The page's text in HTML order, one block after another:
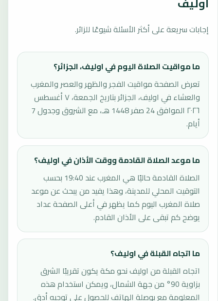
إجابات سريعة على أكثر الأسئلة شيوعًا للزائر.
ما مواقيت الصلاة اليوم في اوليف، الجزائر؟
تعرض الصفحة مواقيت الفجر والظهر والعصر والمغرب
والعشاء في اوليف، الجزائر بتاريخ الجمعة، ٧ أغسطس
٢٠٢٦ الموافق 24 صفر 1448 هـ، مع الشروق وجدول 7
أيام.
ما موعد الصلاة القادمة ووقت الأذان في اوليف؟
الصلاة القادمة حاليًا هي المغرب عند 19:40 بحسب
التوقيت المحلي للمدينة، وهذا يفيد من يبحث عن موعد
صلاة المغرب اليوم كما يظهر في أعلى الصفحة عداد
يوضح كم تبقى على الأذان القادم.
ما اتجاه القبلة في اوليف؟
اتجاه القبلة من اوليف نحو مكة يكون تقريبًا الشرق
بزاوية 90° من جهة الشمال، ويمكن استخدام هذه
المعلومة مع بوصلة الهاتف للحصول على توجيه أدق.